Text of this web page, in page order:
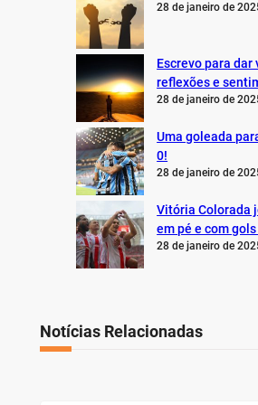
28 de janeiro de
Escrevo para dar
reflexões e
28 de janeiro de
Uma goleada
0!
28 de janeiro de
Vitória Colorada
em pé e com
28 de janeiro de
Notícias Relacionadas